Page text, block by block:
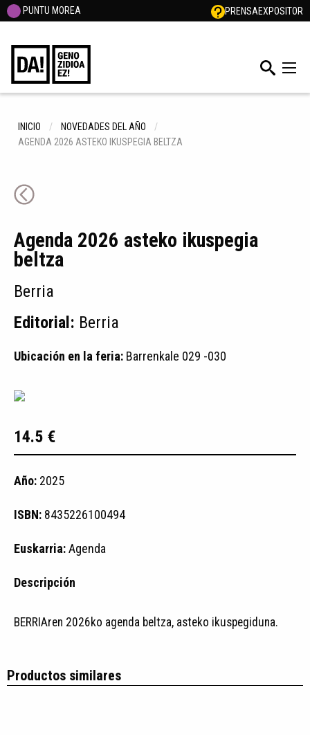
PUNTU MOREA PRENSAEXPOSITOR
INICIO
NOVEDADES DEL AÑO
AGENDA 2026 ASTEKO IKUSPEGIA BELTZA
Agenda 2026 asteko ikuspegia
beltza
Berria
Editorial: Berria
Ubicación en la feria: Barrenkale 029 -030
14.5 €
Año: 2025
ISBN: 8435226100494
Euskarria:Agenda
Descripción
BERRIAren 2026ko agenda beltza, asteko ikuspegiduna.
Productos similares